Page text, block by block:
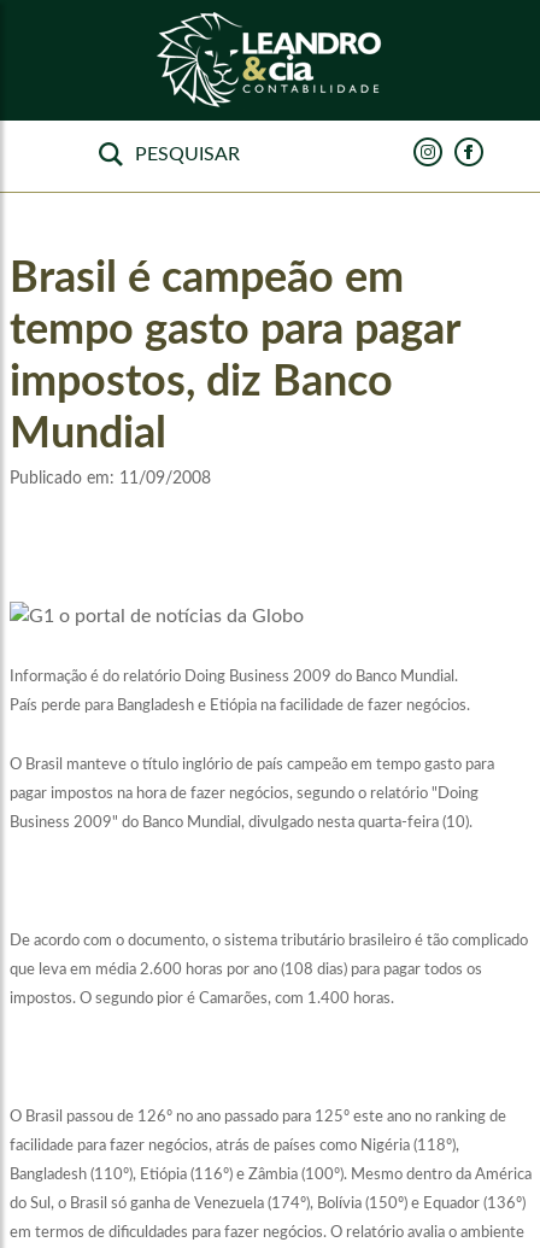
Brasil é campeão em
tempo gasto para pagar
impostos, diz Banco
Mundial
Publicado em: 11/09/2008
Informação é do relatório Doing Business 2009 do Banco Mundial.
País perde para Bangladesh e Etiópia na facilidade de fazer negócios.
O Brasil manteve o título inglório de país campeão em tempo gasto para
pagar impostos na hora de fazer negócios, segundo o relatório "Doing
Business 2009" do Banco Mundial, divulgado nesta quarta-feira (10).
De acordo com o documento, o sistema tributário brasileiro é tão complicado
que leva em média 2.600 horas por ano (108 dias) para pagar todos os
impostos. O segundo pior é Camarões, com 1.400 horas.
O Brasil passou de 126º no ano passado para 125º este ano no ranking de
facilidade para fazer negócios, atrás de países como Nigéria (118º),
Bangladesh (110º), Etiópia (116º) e Zâmbia (100º). Mesmo dentro da América
do Sul, o Brasil só ganha de Venezuela (174º), Bolívia (150º) e Equador (136º)
em termos de dificuldades para fazer negócios. O relatório avalia o ambiente